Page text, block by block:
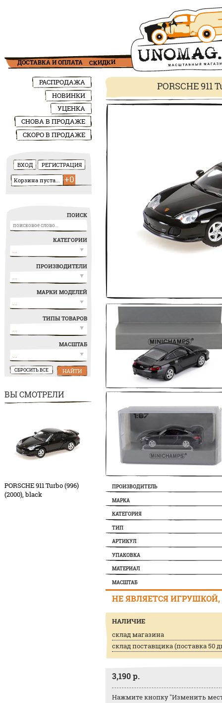
ДОСТАВКА И ОПЛАТА СКИДКИ
РАСПРОДАЖА
НОВИНКИ
УЦЕНКА
СНОВА В ПРОДАЖЕ
СКОРОВ ПРОДАЖЕ
ВХОД РЕГИСТРАЦИЯ
Корзина пуста... +0
ПОИСК
КАТЕГОРИИ
...
▾
ПРОИЗВОДИТЕЛИ
▾
МАРКИ МОДЕЛЕЙ
...
▾
ТИПЫ ТОВАРОВ
...
▾
МАСШТАБ
▾
СБРОСИТЬ ВСЕ НАЙТИ
ВЫ СМОТРЕЛИ
PORSCHE 911 Turbo (996)
(2000), black
PORSCHE 911
ПРОИЗВОДИТЕЛЬ
МАРКА
КАТЕГОРИЯ
ТИП
АРТИКУЛ
УПАКОВКА
МАТЕРИАЛ
МАСШТАБ
НЕ ЯВЛЯЕТСЯ ИГРУШКОЙ,
НАЛИЧИЕ
склад магазина
склад поставщика (поставка 50
3,190 р.
Нажмите кнопку "Изменить